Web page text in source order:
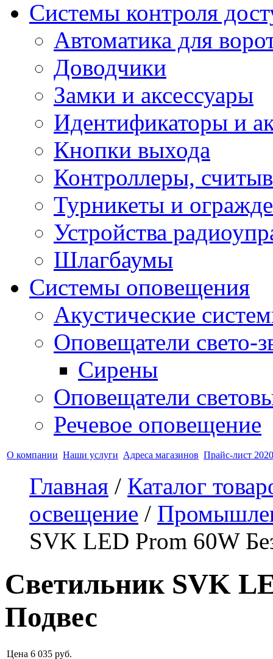
Системы контроля
Автоматика для
Доводчики
Замки и аксессуары
Идентификаторы и
Кнопки выхода
Контроллеры,
Турникеты и
Устройства
Шлагбаумы
Системы оповещения
Акустические
Оповещатели свето-
Сирены
Оповещатели
Речевое оповещение
О компании Наши услуги Адреса магазинов Прайс-лист
Главная / Каталог
освещение /
SVK LED Prom 60W
Светильник SVK
Подвес
Цена 6 035 руб.